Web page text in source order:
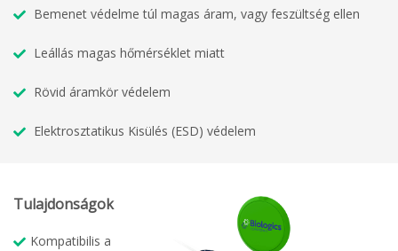
Bemenet védelme túl magas áram, vagy feszültség ellen
Leállás magas hőmérséklet miatt
Rövid áramkör védelem
Elektrosztatikus Kisülés (ESD) védelem
Tulajdonságok
Kompatibilis a